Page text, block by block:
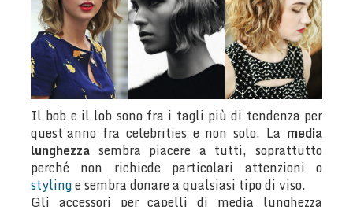
Il bob e il lob sono fra i tagli più di tendenza per
quest’anno fra celebrities e non solo. La media
lunghezzasembra piacere a tutti, soprattutto
perché non richiede particolari attenzioni o
stylinge sembra donare a qualsiasi tipo di viso.
Gli accessori per capelli di media lunghezza